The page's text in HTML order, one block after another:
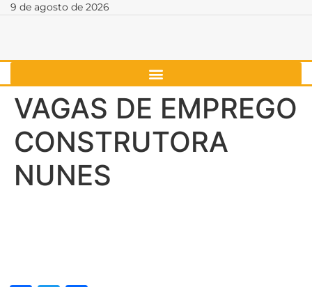
9 de agosto de 2026
VAGAS DE EMPREGO
CONSTRUTORA
NUNES